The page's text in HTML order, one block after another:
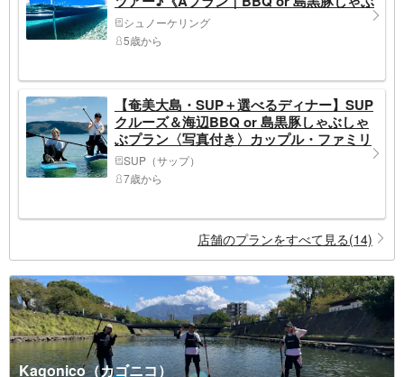
しゃぶ》
シュノーケリング
5歳から
【奄美大島・SUP＋選べるディナー】SUP
クルーズ＆海辺BBQ or 島黒豚しゃぶしゃ
ぶプラン〈写真付き〉カップル・ファミリ
ーにおすすめ
SUP（サップ）
7歳から
店舗のプランをすべて見る(14)
Kagonico（カゴニコ）